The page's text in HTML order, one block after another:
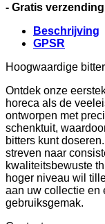
- Gratis
Beschrijving
GPSR
Hoogwaardige
Ontdek onze
horeca als de
ontworpen met
schenktuit,
bitters kunt
streven naar
kwaliteitsbewuste
hoger niveau wil
aan uw collectie en
gebruiksgemak.